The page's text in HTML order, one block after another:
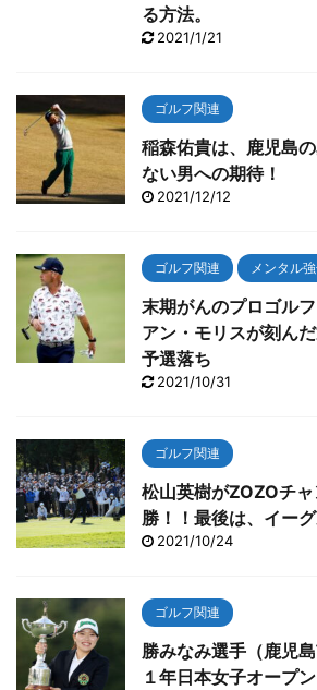
る方法。
2021/1/21
ゴルフ関連
稲森佑貴は、鹿児島
ない男への期待！
2021/12/12
ゴルフ関連 メンタル
末期がんのプロゴル
アン・モリスが刻ん
予選落ち
2021/10/31
ゴルフ関連
松山英樹がZOZOチ
勝！！最後は、イー
2021/10/24
ゴルフ関連
勝みなみ選手（鹿児
１年日本女子オープ